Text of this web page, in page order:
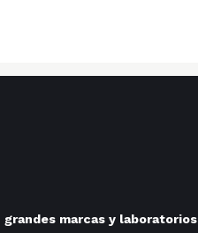
grandes marcas y laboratorios